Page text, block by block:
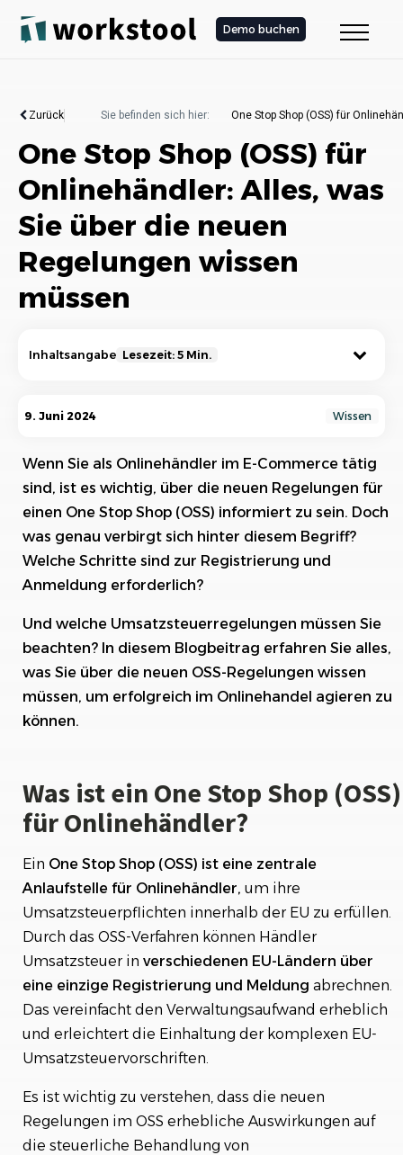
Demo buchen
Zurück Sie befinden sich hier: One Stop Shop (OSS) für
One Stop Shop (OSS) für
Onlinehändler: Alles, was
Sie über die neuen
Regelungen wissen
müssen
Inhaltsangabe Lesezeit: 5 Min.
Was ist ein One Stop Shop (OSS) für
Onlinehändler?
Bedeutung der neuen Regelungen für
Onlinehändler im OSS.
Registrierung und Anmeldung beim OSS:
Welche Schritte sind erforderlich?
Umsatzsteuerregelungen im OSS: Was müssen
Sie beachten?
Meldepflichten und
Dokumentationsanforderungen im OSS.
Risiken und Konsequenzen bei Nichteinhaltung
der OSS-Regelungen.
Tipps zur erfolgreichen Nutzung eines OSS
Fazit: Alles, was Sie über die neuen Regelungen
wissen müssen.
9. Juni 2024 Wissen
Wenn Sie als Onlinehändler im E-Commerce tätig
sind, ist es wichtig, über die neuen Regelungen für
einen One Stop Shop (OSS) informiert zu sein. Doch
was genau verbirgt sich hinter diesem Begriff?
Welche Schritte sind zur Registrierung und
Anmeldung erforderlich?
Und welche Umsatzsteuerregelungen müssen Sie
beachten? In diesem Blogbeitrag erfahren Sie alles,
was Sie über die neuen OSS-Regelungen wissen
müssen, um erfolgreich im Onlinehandel agieren zu
können.
Was ist ein One Stop Shop (OSS)
für Onlinehändler?
Ein One Stop Shop (OSS) ist eine zentrale
Anlaufstelle für Onlinehändler, um ihre
Umsatzsteuerpflichten innerhalb der EU zu erfüllen.
Durch das OSS-Verfahren können Händler
Umsatzsteuer in verschiedenen EU-Ländern über
eine einzige Registrierung und Meldung abrechnen.
Das vereinfacht den Verwaltungsaufwand erheblich
und erleichtert die Einhaltung der komplexen EU-
Umsatzsteuervorschriften.
Es ist wichtig zu verstehen, dass die neuen
Regelungen im OSS erhebliche Auswirkungen auf
die steuerliche Behandlung von